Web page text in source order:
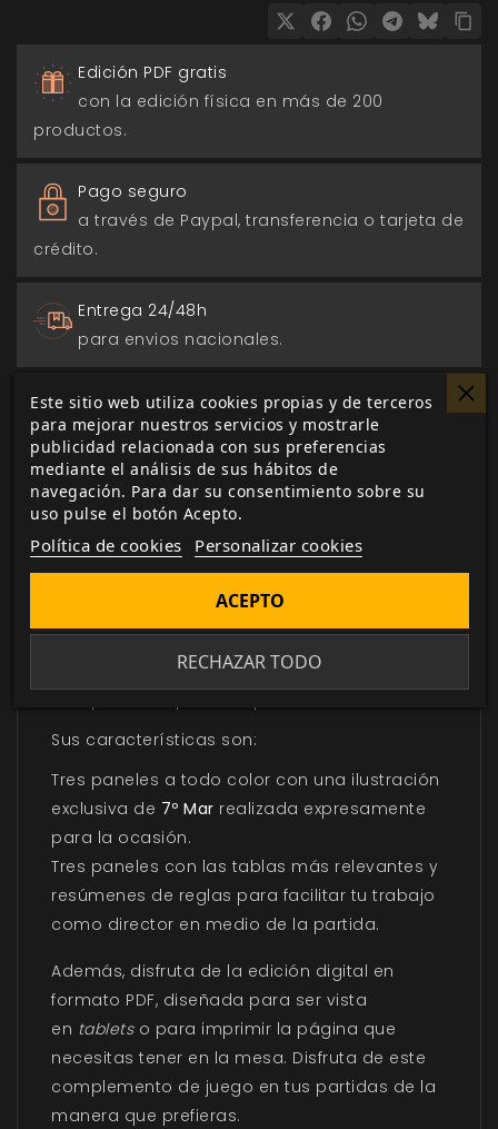
Edición PDF gratis
con la edición física en más de 200
productos.
Pago seguro
a través de Paypal, transferencia o tarjeta de
crédito.
Entrega 24/48h
para envios nacionales.
Biblioteca digital
actualizada con todos los juego canjeados
o comprados.
La pantalla de7º Mares una ayuda
Sus características son:
Tres paneles a todo color con una ilustración
exclusiva de 7º Mar realizada expresamente
para la ocasión.
Tres paneles con las tablas más relevantes y
resúmenes de reglas para facilitar tu trabajo
como director en medio de la partida.
Además, disfruta de la edición digital en
formato PDF, diseñada para ser vista
en tabletso para imprimir la página que
necesitas tener en la mesa. Disfruta de este
complemento de juego en tus partidas de la
manera que prefieras.
Este sitio web utiliza cookies propias y de terceros
para mejorar nuestros servicios y mostrarle
publicidad relacionada con sus preferencias
mediante el análisis de sus hábitos de
navegación. Para dar su consentimiento sobre su
uso pulse el botón Acepto.
Política de cookies Personalizar cookies
RECHAZAR TODO
ACEPTO